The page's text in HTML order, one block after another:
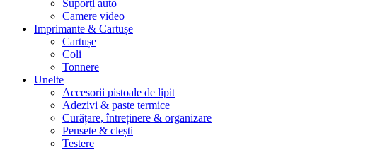
Suporți auto
Camere video
Imprimante & Cartușe
Cartușe
Coli
Tonnere
Unelte
Accesorii pistoale de lipit
Adezivi & paste termice
Curățare, întreținere & organizare
Pensete & clești
Testere